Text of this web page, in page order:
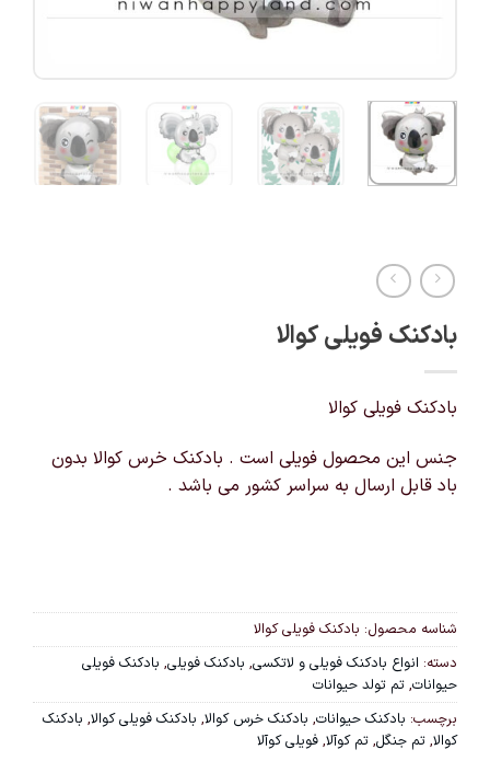
بادکنک فویلی کوالا
بادکنک فویلی کوالا
جنس این محصول فویلی است . بادکنک خرس کوالا بدون
باد قابل ارسال به سراسر کشور می باشد .
شناسه محصول: بادکنک فویلی کوالا
دسته: انواع بادکنک فویلی و لاتکسی, بادکنک فویلی, بادکنک فویلی
حیوانات, تم تولد حیوانات
برچسب: بادکنک حیوانات, بادکنک خرس کوالا, بادکنک فویلی کوالا, بادکنک
کوالا, تم جنگل, تم کوآلا, فویلی کوآلا